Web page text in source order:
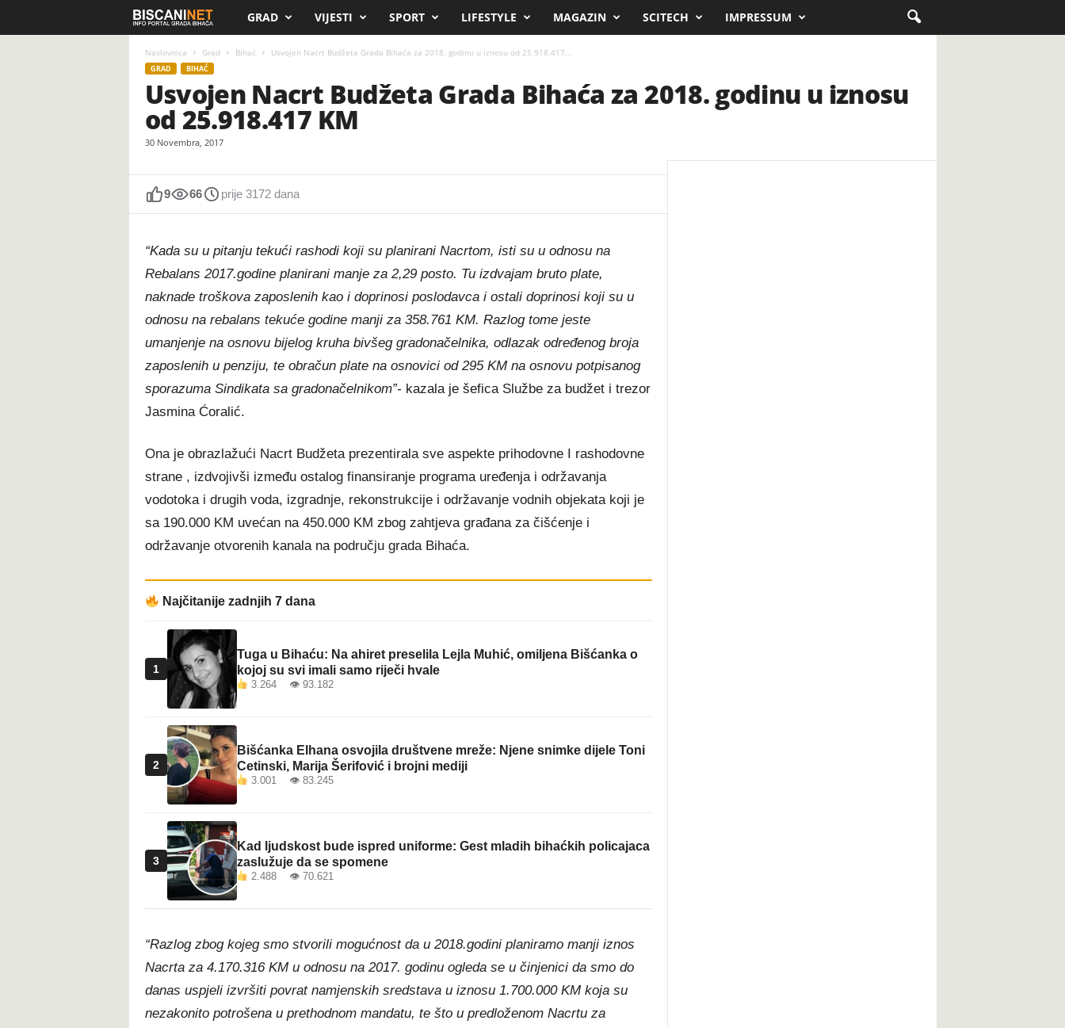
i
c
n
n
t
GRAD VIJESTI SPORT LIFESTYLE MAGAZIN SCITECH IMPRESSUM
Naslovnica Grad Bihać Usvojen Nacrt Budžeta Grada Bihaća za 2018. godinu u iznosu od 25.918.417...
GRAD BIHAĆ
Usvojen Nacrt Budžeta Grada Bihaća za 2018. godinu u iznosu
od 25.918.417 KM
30 Novembra, 2017
9 66 prije 3172 dana
“Kada su u pitanju tekući rashodi koji su planirani Nacrtom, isti su u odnosu na
Rebalans 2017.godine planirani manje za 2,29 posto. Tu izdvajam bruto plate,
naknade troškova zaposlenih kao i doprinosi poslodavca i ostali doprinosi koji su u
odnosu na rebalans tekuće godine manji za 358.761 KM. Razlog tome jeste
umanjenje na osnovu bijelog kruha bivšeg gradonačelnika, odlazak određenog broja
zaposlenih u penziju, te obračun plate na osnovici od 295 KM na osnovu potpisanog
sporazuma Sindikata sa gradonačelnikom”-kazala je šefica Službe za budžet i trezor
Jasmina Ćoralić.
Ona je obrazlažući Nacrt Budžeta prezentirala sve aspekte prihodovne I rashodovne
strane , izdvojivši između ostalog finansiranje programa uređenja i održavanja
vodotoka i drugih voda, izgradnje, rekonstrukcije i održavanje vodnih objekata koji je
sa 190.000 KM uvećan na 450.000 KM zbog zahtjeva građana za čišćenje i
održavanje otvorenih kanala na području grada Bihaća.
Najčitanije zadnjih 7 dana
1
Tuga u Bihaću: Na ahiret preselila Lejla Muhić, omiljena Bišćanka o
kojoj su svi imali samo riječi hvale
3.264 👁 93.182
2
Bišćanka Elhana osvojila društvene mreže: Njene snimke dijele Toni
Cetinski, Marija Šerifović i brojni mediji
3.001 👁 83.245
3
Kad ljudskost bude ispred uniforme: Gest mladih bihaćkih policajaca
zaslužuje da se spomene
2.488 👁 70.621
“Razlog zbog kojeg smo stvorili mogućnost da u 2018.godini planiramo manji iznos
Nacrta za 4.170.316 KM u odnosu na 2017. godinu ogleda se u činjenici da smo do
danas uspjeli izvršiti povrat namjenskih sredstava u iznosu 1.700.000 KM koja su
nezakonito potrošena u prethodnom mandatu, te što u predloženom Nacrtu za